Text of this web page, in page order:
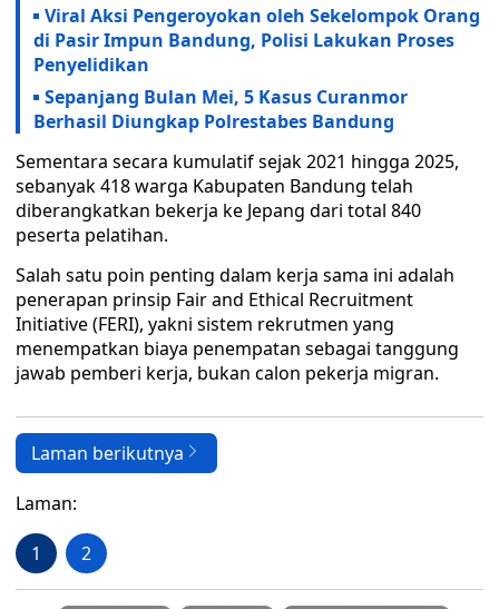
Viral Aksi Pengeroyokan oleh Sekelompok Orang
di Pasir Impun Bandung, Polisi Lakukan Proses
Penyelidikan
Sepanjang Bulan Mei, 5 Kasus Curanmor
Berhasil Diungkap Polrestabes Bandung
Sementara secara kumulatif sejak 2021 hingga 2025,
sebanyak 418 warga Kabupaten Bandung telah
diberangkatkan bekerja ke Jepang dari total 840
peserta pelatihan.
Salah satu poin penting dalam kerja sama ini adalah
penerapan prinsip Fair and Ethical Recruitment
Initiative (FERI), yakni sistem rekrutmen yang
menempatkan biaya penempatan sebagai tanggung
jawab pemberi kerja, bukan calon pekerja migran.
Laman berikutnya
Laman:
1 2